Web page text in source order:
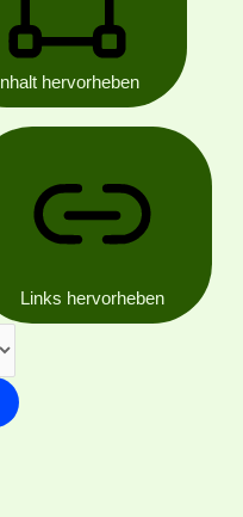
Inhalt hervorheben
Links hervorheben